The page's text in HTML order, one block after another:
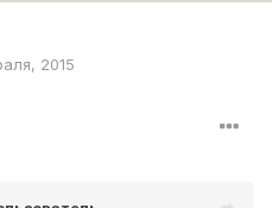
2015